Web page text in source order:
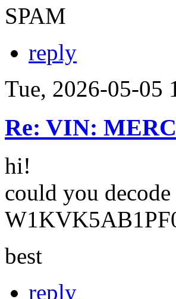
SPAM
reply
Tue, 2026-05-
Re: VIN:
hi!
could you decode
best
reply